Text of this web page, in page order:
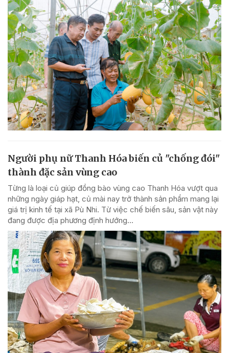
Người phụ nữ Thanh Hóa biến củ "chống đói"
thành đặc sản vùng cao
Từng là loại củ giúp đồng bào vùng cao Thanh Hóa vượt qua
những ngày giáp hạt, củ mài nay trở thành sản phẩm mang lại
giá trị kinh tế tại xã Pù Nhi. Từ việc chế biến sâu, sản vật này
đang được địa phương định hướng...